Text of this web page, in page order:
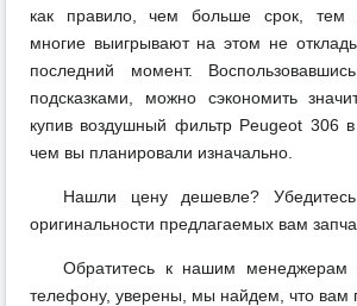
как правило, чем больше срок, тем
многие выигрывают на этом не
последний момент.
подсказками, можно сэкономить
купив воздушный фильтр Peugeot 306
чем вы планировали изначально.
Нашли цену дешевле?
оригинальности предлагаемых вам
Обратитесь к нашим менеджерам
телефону, уверены, мы найдем, что вам